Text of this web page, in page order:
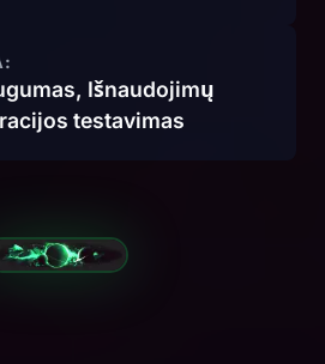
Išnaudojimų
testavimas